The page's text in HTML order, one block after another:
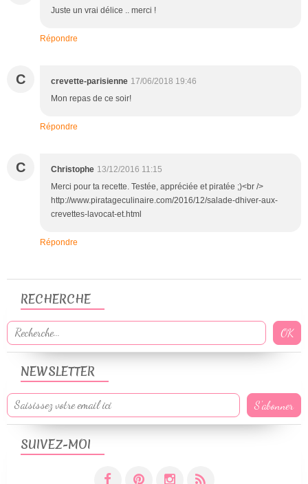
Juste un vrai délice .. merci !
Répondre
C crevette-parisienne 17/06/2018 19:46
Mon repas de ce soir!
Répondre
C Christophe 13/12/2016 11:15
Merci pour ta recette. Testée, appréciée et piratée ;)<br />
http://www.piratageculinaire.com/2016/12/salade-dhiver-aux-
crevettes-lavocat-et.html
Répondre
NEWSLETTER
SUIVEZ-MOI
RECHERCHE